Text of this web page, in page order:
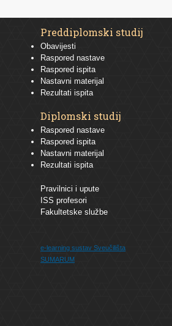
Preddiplomski studij
Obavijesti
Raspored nastave
Raspored ispita
Nastavni materijal
Rezultati ispita
Diplomski studij
Raspored nastave
Raspored ispita
Nastavni materijal
Rezultati ispita
Pravilnici i upute
ISS profesori
Fakultetske službe
e-learning sustav Sveučilišta
SUMARUM